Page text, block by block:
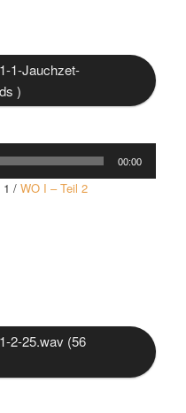
1-Jauchzet-
)
00:00
1 /WO I – Teil 2
2-25.wav (56